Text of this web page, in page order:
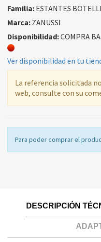
Familia: ESTANTES
Marca: ZANUSSI
Disponibilidad:COMPRA
Ver disponibilidad en tu
La referencia solicitada
web, consulte con su
Para poder comprar el
DESCRIPCIÓN